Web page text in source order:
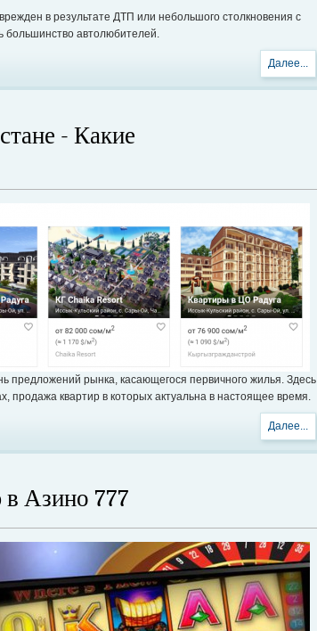
в результате ДТП или небольшого столкновения с
большинство автолюбителей.
Далее...
- Какие
предложений рынка, касающегося первичного жилья. Здесь
продажа квартир в которых актуальна в настоящее время.
Далее...
Азино 777